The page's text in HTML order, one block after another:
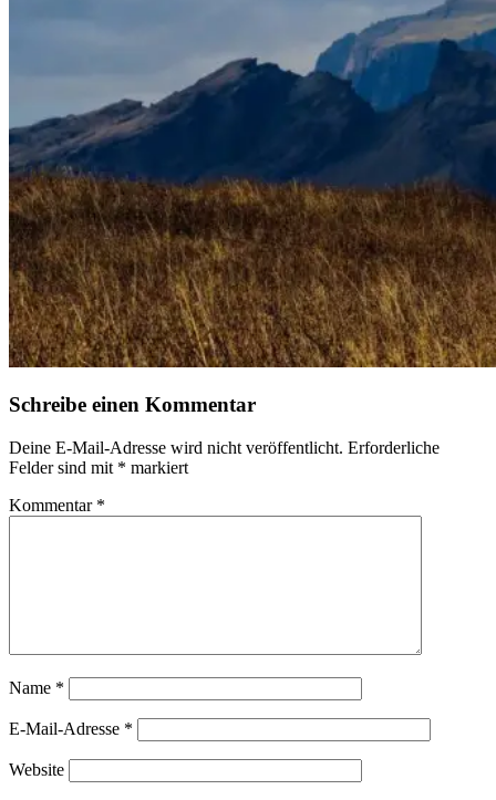
Schreibe einen Kommentar
Deine E-Mail-Adresse wird nicht veröffentlicht. Erforderliche
Felder sind mit * markiert
Kommentar *
Name *
E-Mail-Adresse *
Website